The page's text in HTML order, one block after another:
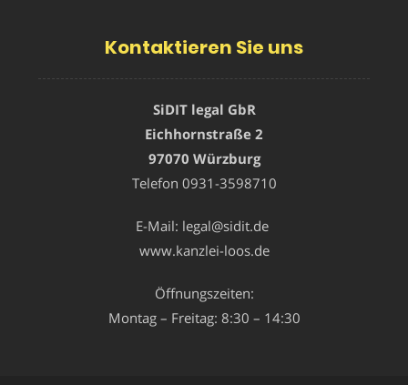
Kontaktieren Sie uns
SiDIT legal GbR
Eichhornstraße 2
97070 Würzburg
Telefon 0931-3598710
E-Mail: legal@sidit.de
www.kanzlei-loos.de
Öffnungszeiten:
Montag – Freitag: 8:30 – 14:30